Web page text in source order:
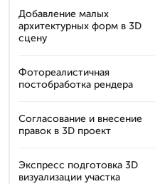
Добавление малых
архитектурных форм в 3D
сцену
Фотореалистичная
постобработка рендера
Согласование и внесение
правок в 3D проект
Экспресс подготовка 3D
визуализации участка